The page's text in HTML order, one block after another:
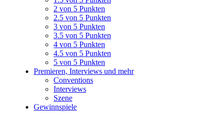
2 von 5 Punkten
2.5 von 5 Punkten
3 von 5 Punkten
3.5 von 5 Punkten
4 von 5 Punkten
4.5 von 5 Punkten
5 von 5 Punkten
Premieren, Interviews und mehr
Conventions
Interviews
Szene
Gewinnspiele